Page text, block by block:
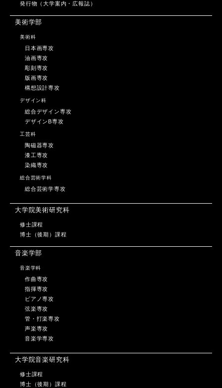
発行物（大学案内・広報誌）
美術学部
美術科
日本画専攻
油画専攻
彫刻専攻
版画専攻
構想設計専攻
デザイン科
総合デザイン専攻
デザインB専攻
工芸科
陶磁器専攻
漆工専攻
染織専攻
総合芸術学科
総合芸術学専攻
大学院美術研究科
修士課程
博士（後期）課程
音楽学部
音楽学科
作曲専攻
指揮専攻
ピアノ専攻
弦楽専攻
管・打楽専攻
声楽専攻
音楽学専攻
大学院音楽研究科
修士課程
博士（後期）課程